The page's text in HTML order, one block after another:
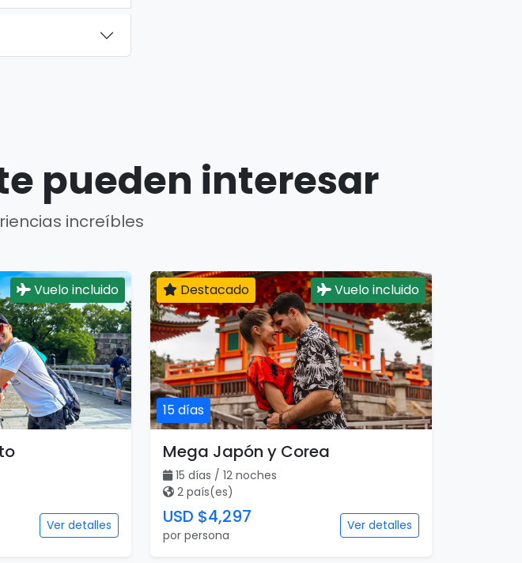
pueden interesar
increíbles
Vuelo incluido
Ver detalles
15 días
Destacado Vuelo incluido
Mega Japón y Corea
15 días / 12 noches
2 país(es)
USD $4,297
por persona
Ver detalles